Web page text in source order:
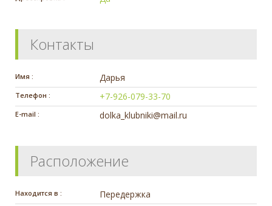
Контакты
Имя : Дарья
Телефон : +7-926-079-33-70
E-mail : dolka_klubniki@mail.ru
Расположение
Находится в : Передержка